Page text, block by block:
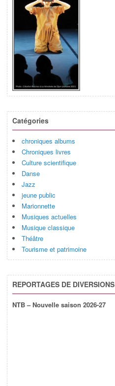
Catégories
chroniques albums
Chroniques livres
Culture scientifique
Danse
Jazz
jeune public
Marionnette
Musiques actuelles
Musique classique
Théâtre
Tourisme et patrimoine
REPORTAGES DE DIVERSIONS
NTB – Nouvelle saison 2026-27